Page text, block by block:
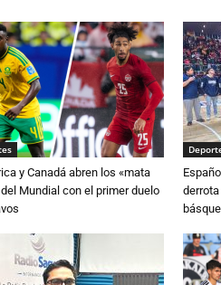
y Canadá abren los «mata
Mundial con el primer duelo